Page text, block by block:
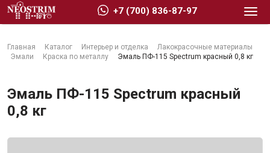
Главная Каталог Интерьер и отделка
Лакокрасочные материалы
Эмали
Краска по металлу Эмаль ПФ-115 Spectrum красный 0,8 кг
Эмаль ПФ-115 Spectrum красный
0,8 кг
+7 (700) 836-87-97